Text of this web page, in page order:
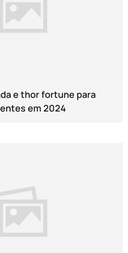
e thor fortune para
em 2024